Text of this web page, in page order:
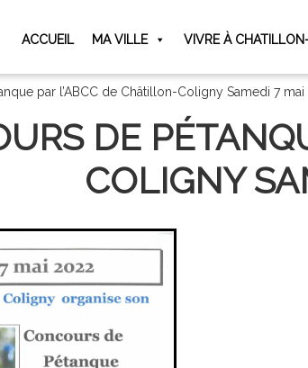
ACCUEIL MA VILLE VIVRE À
par l’ABCC de Châtillon-Coligny Samedi 7 mai
DE
COLIGNY